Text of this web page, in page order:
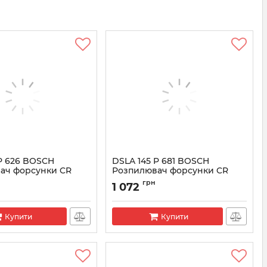
626 BOSCH
форсунки CR
Купити
DSLA 145 P 681 BOSCH
Розпилювач форсунки CR
0433175140
Артикул:
1 072 грн
Купити